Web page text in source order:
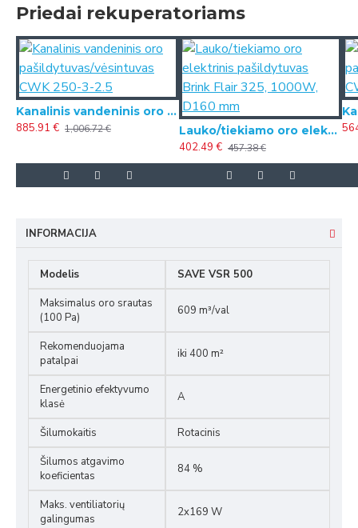
Priedai rekuperatoriams
Kanalinis vandeninis oro pašildytuvas/vėsintuvas CWK 250-3-2.5
885.91 € 1,006.72 €
Lauko/tiekiamo oro elektrinis pašildytuvas Brink Flair 325, 1000W, D160 mm
402.49 € 457.38 €
INFORMACIJA
Modelis
SAVE VSR 500
Maksimalus oro srautas
(100 Pa)
609 m³/val
Rekomenduojama
patalpai
iki 400 m²
Energetinio efektyvumo
klasė
A
Šilumokaitis
Rotacinis
Šilumos atgavimo
koeficientas
84 %
Maks. ventiliatorių
galingumas
2x169 W